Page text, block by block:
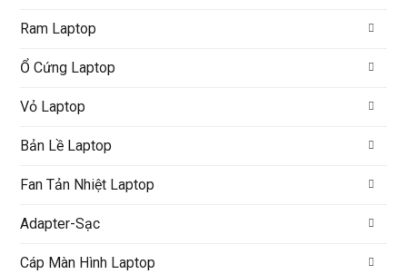
Ram Laptop
Ổ Cứng Laptop
Vỏ Laptop
Bản Lề Laptop
Fan Tản Nhiệt Laptop
Adapter-Sạc
Cáp Màn Hình Laptop